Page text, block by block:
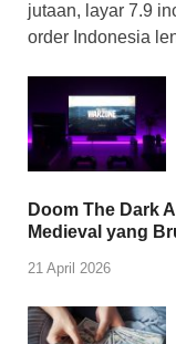
jutaan, layar 7.9
order Indonesia
Doom The Dark
Medieval yang
21 April 2026